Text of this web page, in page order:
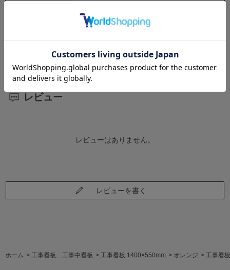
25mm角 シルバーアロイ
レビュー
レビューはありません。
レビューを書く
ホーム > 工事看板 工事中看板 > 工事看板 1400×550mm > オレンジ > 工事看